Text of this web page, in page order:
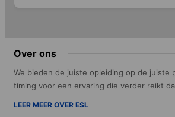
Over ons
We bieden de juiste opleiding op de juiste
timing voor een ervaring die verder reikt
LEER MEER OVER ESL